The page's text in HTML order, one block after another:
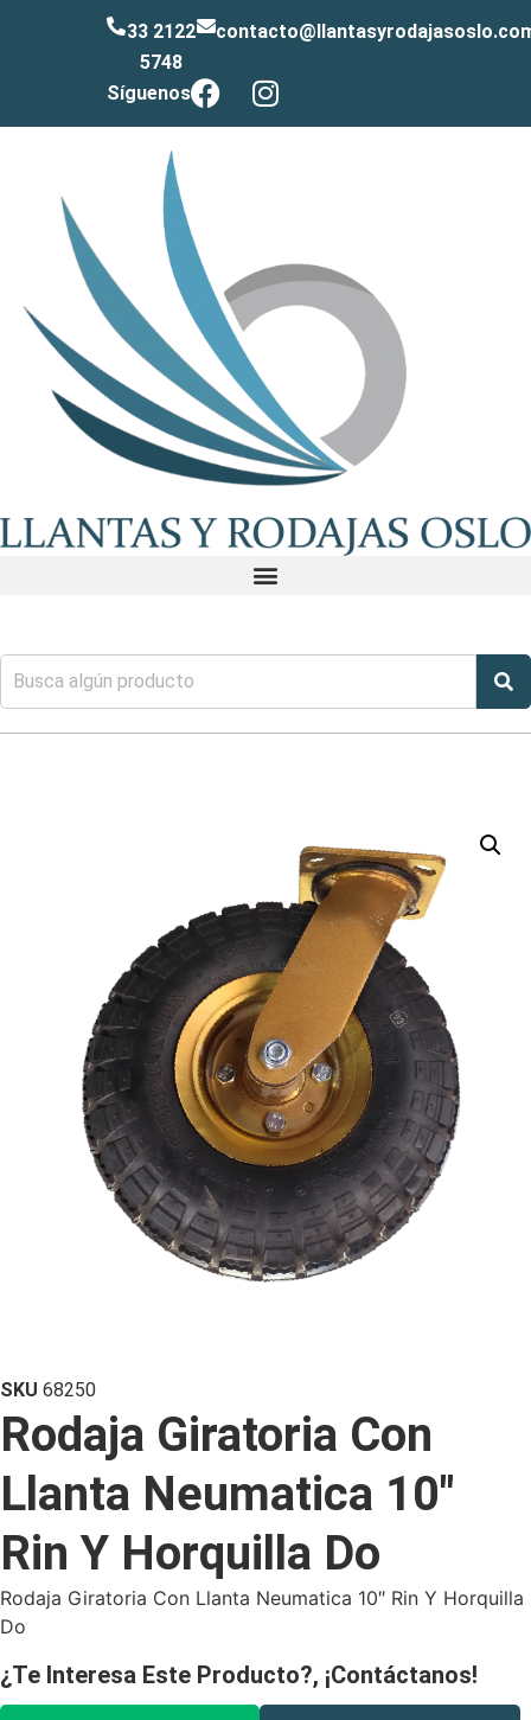
33 2122
5748
Síguenos
SKU 68250
Rodaja Giratoria Con
Llanta Neumatica 10″
Rin Y Horquilla Do
Rodaja Giratoria Con Llanta Neumatica 10″ Rin Y Horquilla
Do
¿Te Interesa Este Producto?, ¡Contáctanos!